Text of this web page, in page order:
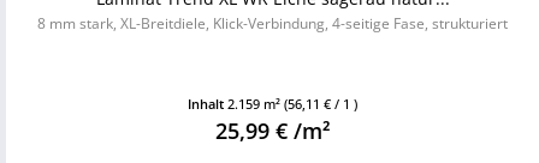
8 mm stark, XL-Breitdiele, Klick-Verbindung, 4-seitige Fase, strukturiert
Inhalt 2.159 m² (56,11 € / 1 )
25,99 € /m²